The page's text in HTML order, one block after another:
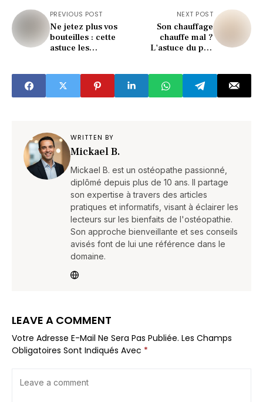
PREVIOUS POST
Ne jetez plus vos
bouteilles : cette
astuce les
NEXT POST
Son chauffage
chauffe mal ?
L'astuce du pro
WRITTEN BY
Mickael B.
Mickael B. est un ostéopathe passionné,
diplômé depuis plus de 10 ans. Il partage
son expertise à travers des articles
pratiques et informatifs, visant à éclairer les
lecteurs sur les bienfaits de l'ostéopathie.
Son approche bienveillante et ses conseils
avisés font de lui une référence dans le
domaine.
LEAVE A COMMENT
Votre Adresse E-Mail Ne Sera Pas Publiée. Les Champs
Obligatoires Sont Indiqués Avec *